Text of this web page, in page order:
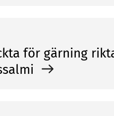
för gärning